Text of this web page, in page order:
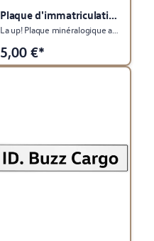
Plaque d'immatriculation du véhicule
La up! Plaque minéralogique avec désignation du type
5,00 €*